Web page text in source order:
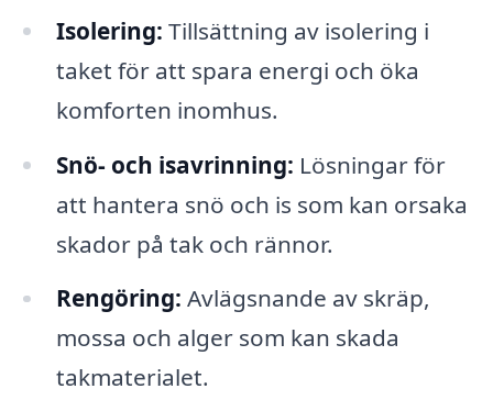
Isolering: Tillsättning av isolering i
taket för att spara energi och öka
komforten inomhus.
Snö- och isavrinning: Lösningar för
att hantera snö och is som kan orsaka
skador på tak och rännor.
Rengöring: Avlägsnande av skräp,
mossa och alger som kan skada
takmaterialet.